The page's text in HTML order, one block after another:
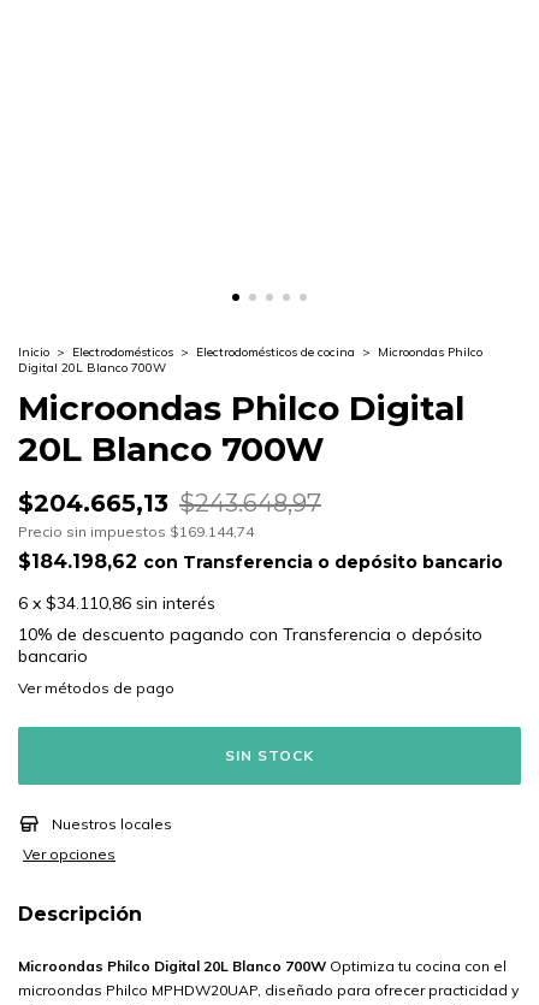
Inicio > Electrodomésticos > Electrodomésticos de cocina >
Microondas Philco
Digital 20L Blanco 700W
Microondas Philco Digital
20L Blanco 700W
$204.665,13 $243.648,97
Precio sin impuestos $169.144,74
$184.198,62 con Transferencia o depósito bancario
6 x $34.110,86 sin interés
10% de descuento pagando con Transferencia o depósito
bancario
Ver más detalles
Nuestros locales
Ver opciones
Descripción
Microondas Philco Digital 20L Blanco 700W Optimiza tu cocina con el
microondas Philco MPHDW20UAP, diseñado para ofrecer practicidad y